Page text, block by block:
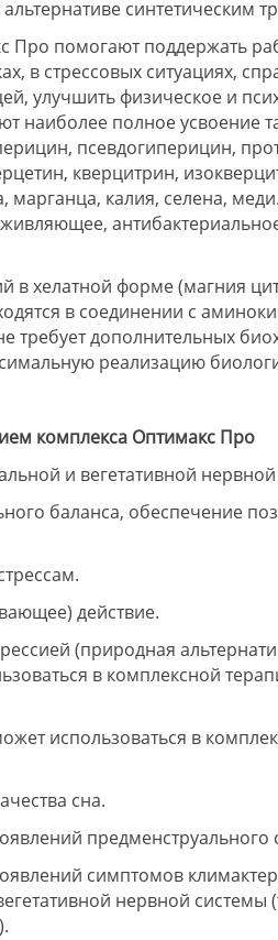
синтетическим
Про помогают поддержать
в стрессовых ситуациях,
улучшить физическое и
наиболее полное усвоение
псевдогиперицин,
кверцитрин,
марганца, калия, селена,
в хелатной форме (магния
в соединении с
требует дополнительных
реализацию
комплекса Оптимакс Про
и вегетативной
баланса, обеспечение
действие.
(природная
в комплексной
использоваться в
сна.
предменструального
симптомов
нервной системы